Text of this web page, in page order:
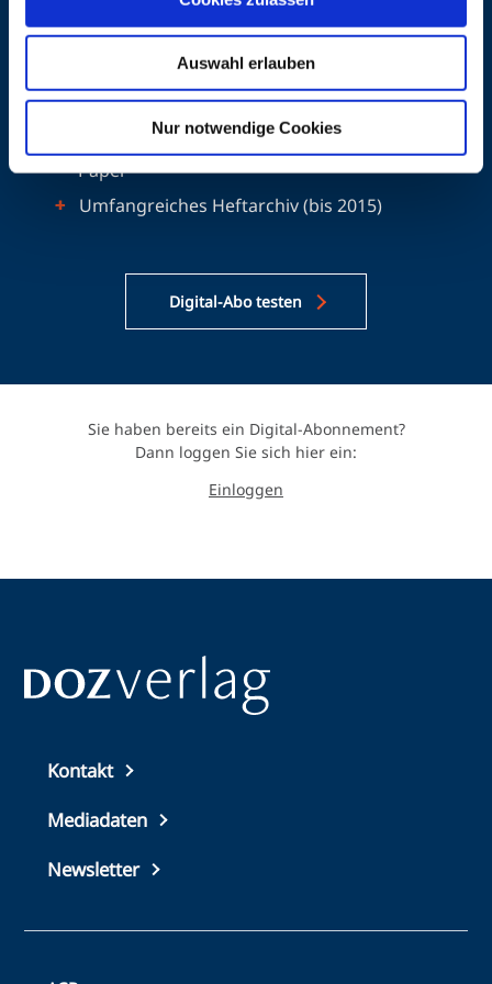
Auswahl erlauben
Nur notwendige Cookies
nur 25 Euro.
Ihre Vorteile mit DOZ+ :
Zugang zu allen DOZ+ Artikeln
Zugang zu allen digitalen DOZ-Ausgaben als E-
Paper
Umfangreiches Heftarchiv (bis 2015)
Digital-Abo testen
Sie haben bereits ein Digital-Abonnement?
Dann loggen Sie sich hier ein:
Einloggen
Top
footer
Kontakt
Mediadaten
Newsletter